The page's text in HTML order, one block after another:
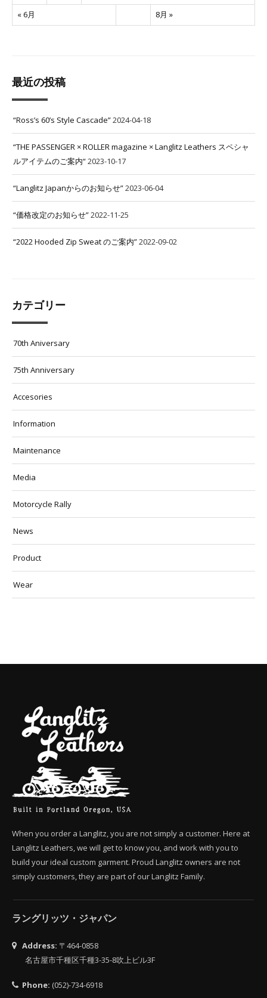
« 6月 8月 »
最近の投稿
“Ross’s 60’s Style Cascade”2024-04-18
“THE PASSENGER × ROLLER magazine × Langlitz Leathers スペシャ
ルアイテムのご案内“2023-10-17
“Langlitz Japanからのお知らせ”2023-06-04
“価格改定のお知らせ”2022-11-25
“2022 Hooded Zip Sweat のご案内”2022-09-02
カテゴリー
70th Aniversary
75th Anniversary
Accesories
Information
Maintenance
Media
Motorcycle Rally
News
Product
Wear
When you order a Langlitz, you are not simply a customer. Here at
Langlitz Leathers, we will get to know you, and work with you to
build your ideal custom garment. Proud Langlitz owners are not
simply customers, they are part of our Langlitz Family.
ラングリッツ・ジャパン
Address: 〒464-0858
名古屋市千種区千種3-35-8吹上ビル3F
Phone: (052)-734-6918